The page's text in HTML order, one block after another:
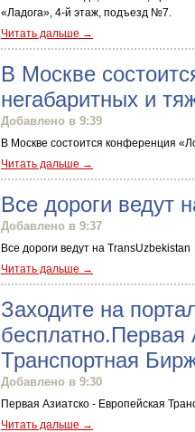
«Ладога», 4-й этаж, подъезд №7.
Читать дальше →
В Москве
негабаритных и
Добавлено в 9:39
В Москве состоится конференция
Читать дальше →
Все дороги ведут
Добавлено в 9:37
Все дороги ведут на TransUzbekistan
Читать дальше →
Заходите на
бесплатно.Первая
Транспортная
Добавлено в 9:30
Первая Азиатско - Европейская
Читать дальше →